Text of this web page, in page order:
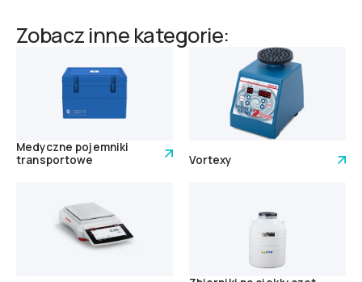
Zobacz inne kategorie:
Medyczne pojemniki
transportowe
Vortexy